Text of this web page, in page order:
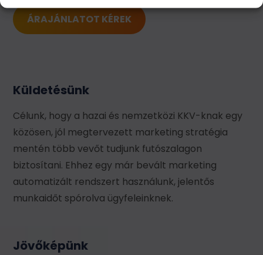
ÁRAJÁNLATOT KÉREK
Küldetésünk
Célunk, hogy a hazai és nemzetközi KKV-knak egy
közösen, jól megtervezett marketing stratégia
mentén több vevőt tudjunk futószalagon
biztosítani. Ehhez egy már bevált marketing
automatizált rendszert használunk, jelentős
munkaidőt spórolva ügyfeleinknek.
Jövőképünk